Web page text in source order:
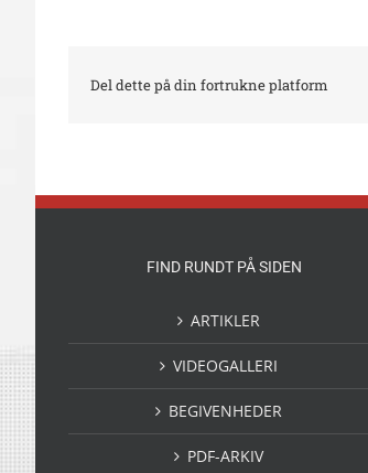
Del dette på din fortrukne platform
FIND RUNDT PÅ SIDEN
ARTIKLER
VIDEOGALLERI
BEGIVENHEDER
PDF-ARKIV